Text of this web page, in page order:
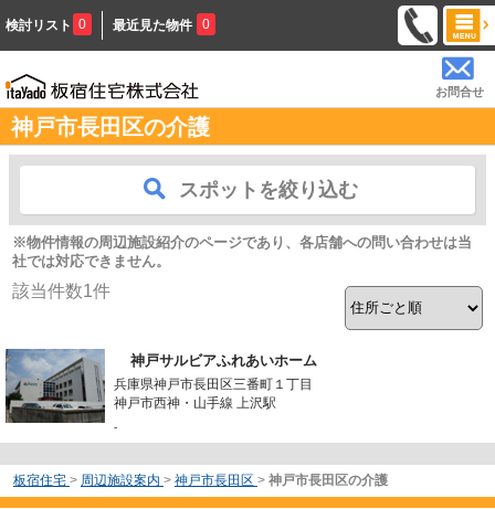
検討リスト 0 最近見た物件 0
お問合せ
神戸市長田区の介護
スポットを絞り込む
※物件情報の周辺施設紹介のページであり、各店舗への問い合わせは当
社では対応できません。
該当件数1件
神戸サルビアふれあいホーム
兵庫県神戸市長田区三番町１丁目
神戸市西神・山手線 上沢駅
-
板宿住宅 > 周辺施設案内 > 神戸市長田区 > 神戸市長田区の介護